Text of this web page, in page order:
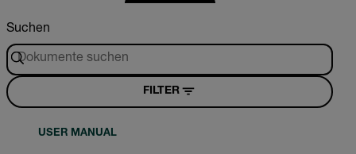
Suchen
FILTER
USER MANUAL